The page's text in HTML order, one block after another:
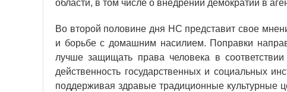
области, в том числе о внедрении демократии в
Во второй половине дня НС представит свое
и борьбе с домашним насилием. Поправки
лучше защищать права человека в
действенность государственных и социальных
поддерживая здравые традиционные культурные